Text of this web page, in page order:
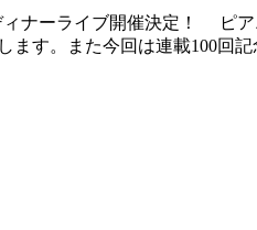
ナーライブ開催決定！ ピ
ます。また今回は連載100回